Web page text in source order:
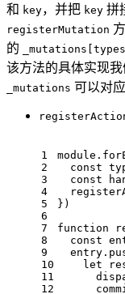
和 key，并把 key 拼
registerMutation
的
该方法的具体实现
_mutations 可以对
1
2
3
4
5
6
7
8
9
10
11
12
module .
const
const
})
function
const
  entry.
let